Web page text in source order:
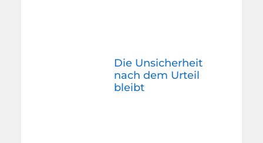
Die Unsicherheit
nach dem Urteil
bleibt